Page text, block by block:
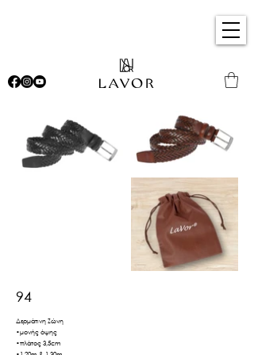
94
Δερμάτινη Ζώνη
•μονής όψης
•πλάτος 3,5cm